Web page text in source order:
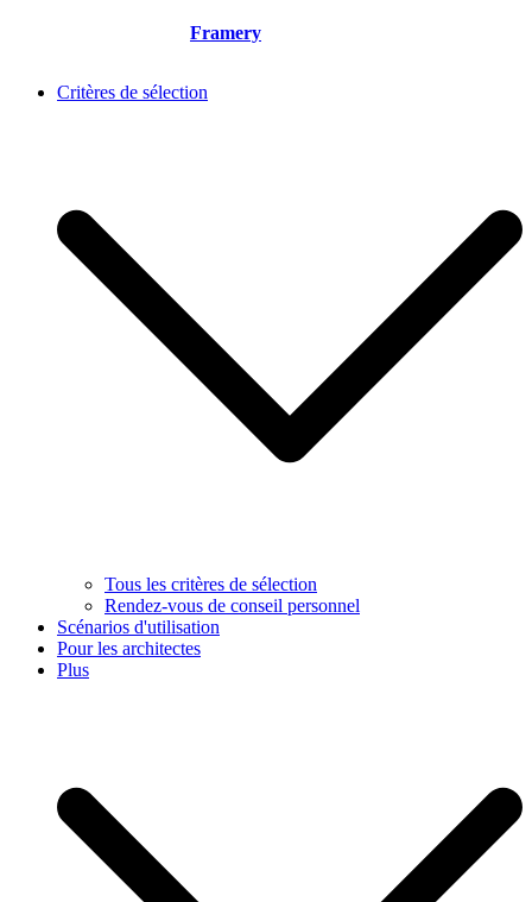
Framery
Critères de sélection
Tous les critères de sélection
Rendez-vous de conseil personnel
Scénarios d'utilisation
Pour les architectes
Plus